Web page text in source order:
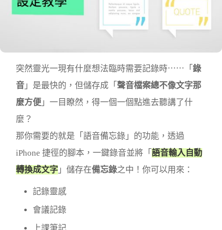
突然靈光一現有什麼想法臨時需要記錄時⋯⋯「 錄
音 」是最快的，但儲存成「 聲音檔案總不像文字那
麼方便 」一目瞭然，得一個一個點進去聽講了什
麼？
那你需要的就是「語音備忘錄」的功能，透過
iPhone 捷徑的腳本，一鍵錄音並將「 語音輸入自動
轉換成文字 」儲存在備忘錄之中！你可以用來：
記錄靈感
會議記錄